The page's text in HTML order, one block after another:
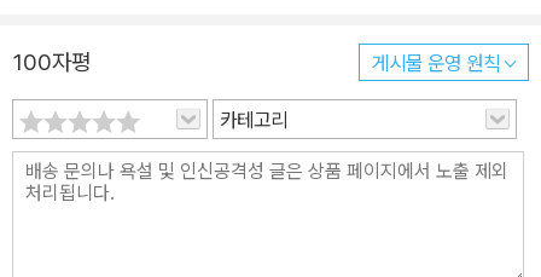
루 종일 아이패드와 한몸처럼 생활하며 쌓아 온 노하우와 꿀팁을 만
확 높일 수 있는 추천 설정까지! 아이패드를 구입할 때 화면의 크기,
셀룰러의 여부 등에 따라 어떤 모델을 선택해야 할지 고민되나요? 이
왕 사는 아이패드, 더 저렴하고 좋은 혜택으로 구매하고 싶나요? 아
100자평 게시물 운영 원칙
카테고리